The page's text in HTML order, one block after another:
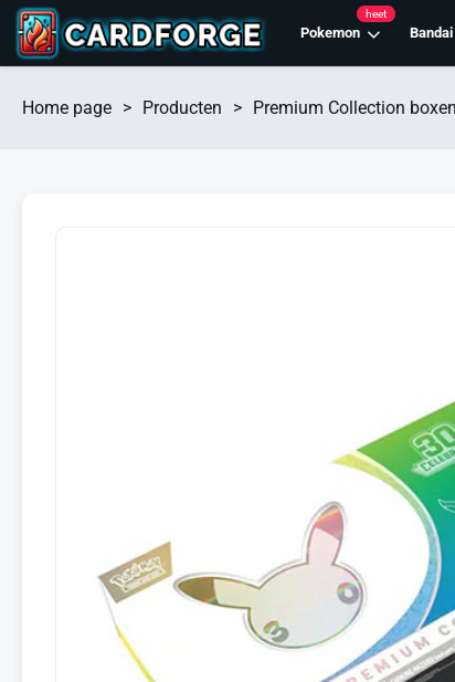
Pokemon
heet
Home page > Producten > Premium Collection boxen